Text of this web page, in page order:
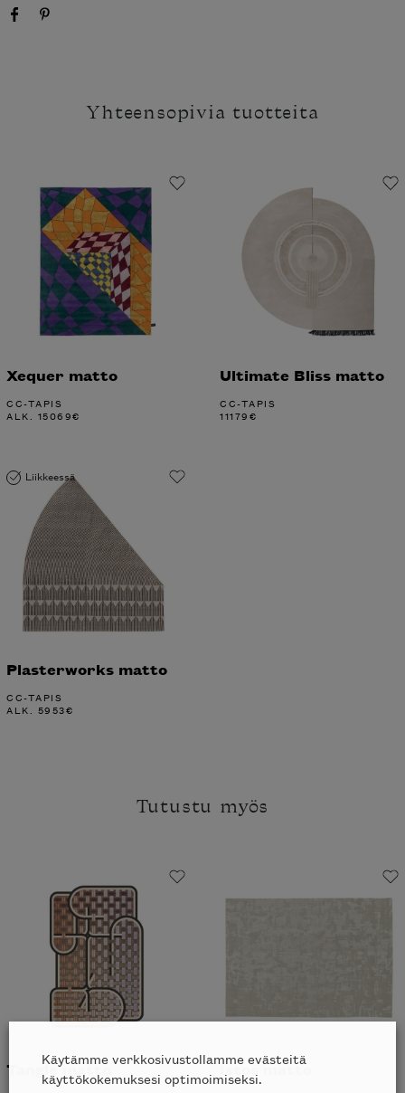
Yhteensopivia tuotteita
Xequer matto
CC-TAPIS
ALK. 15069€
Ultimate Bliss matto
CC-TAPIS
11179€
Liikkeessä
Plasterworks matto
CC-TAPIS
ALK. 5953€
Tutustu myös
Tangle matto Istos matto
Käytämme verkkosivustollamme evästeitä
käyttökokemuksesi optimoimiseksi.